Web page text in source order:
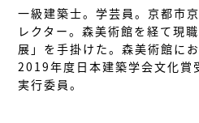
一級建築士。学芸員。京都市
レクター。森美術館を経て現
展」を手掛けた。森美術館に
2019年度日本建築学会文化賞
実行委員。